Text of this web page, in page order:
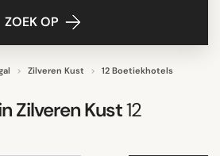
ZOEK OP
Zilveren Kust 12 Boetiekhotels
Zilveren Kust12